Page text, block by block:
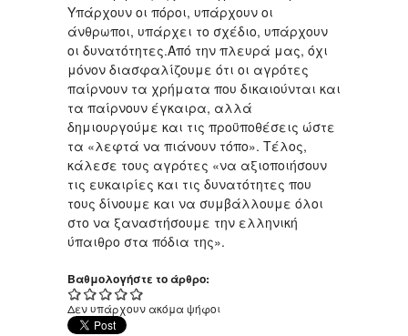
Υπάρχουν οι πόροι, υπάρχουν οι
άνθρωποι, υπάρχει το σχέδιο, υπάρχουν
οι δυνατότητες.Από την πλευρά μας, όχι
μόνον διασφαλίζουμε ότι οι αγρότες
παίρνουν τα χρήματα που δικαιούνται και
τα παίρνουν έγκαιρα, αλλά
δημιουργούμε και τις προϋποθέσεις ώστε
τα «λεφτά να πιάνουν τόπο». Τέλος,
κάλεσε τους αγρότες «να αξιοποιήσουν
τις ευκαιρίες και τις δυνατότητες που
τους δίνουμε και να συμβάλλουμε όλοι
στο να ξαναστήσουμε την ελληνική
ύπαιθρο στα πόδια της».
Βαθμολογήστε το άρθρο:
Δεν υπάρχουν ακόμα ψήφοι